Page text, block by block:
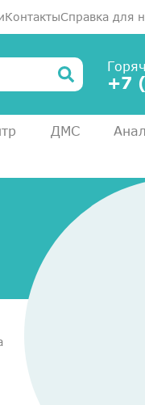
КонтактыСправка для
+7
ДМС